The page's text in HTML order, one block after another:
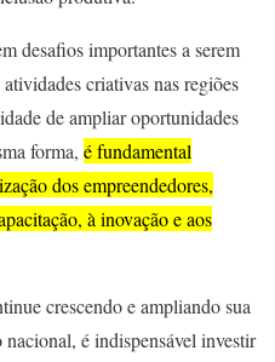
desafios importantes a serem
criativas nas regiões
de ampliar oportunidades
forma, é fundamental
dos empreendedores,
à inovação e aos
crescendo e ampliando sua
é indispensável investir